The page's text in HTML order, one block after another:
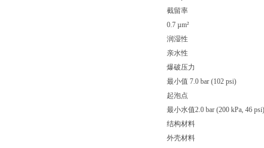
截留率
0.7 µm²
润湿性
亲水性
爆破压力
最小值 7.0 bar (102 psi)
起泡点
最小水值2.0 bar (200 kPa, 46 psi)
结构材料
外壳材料